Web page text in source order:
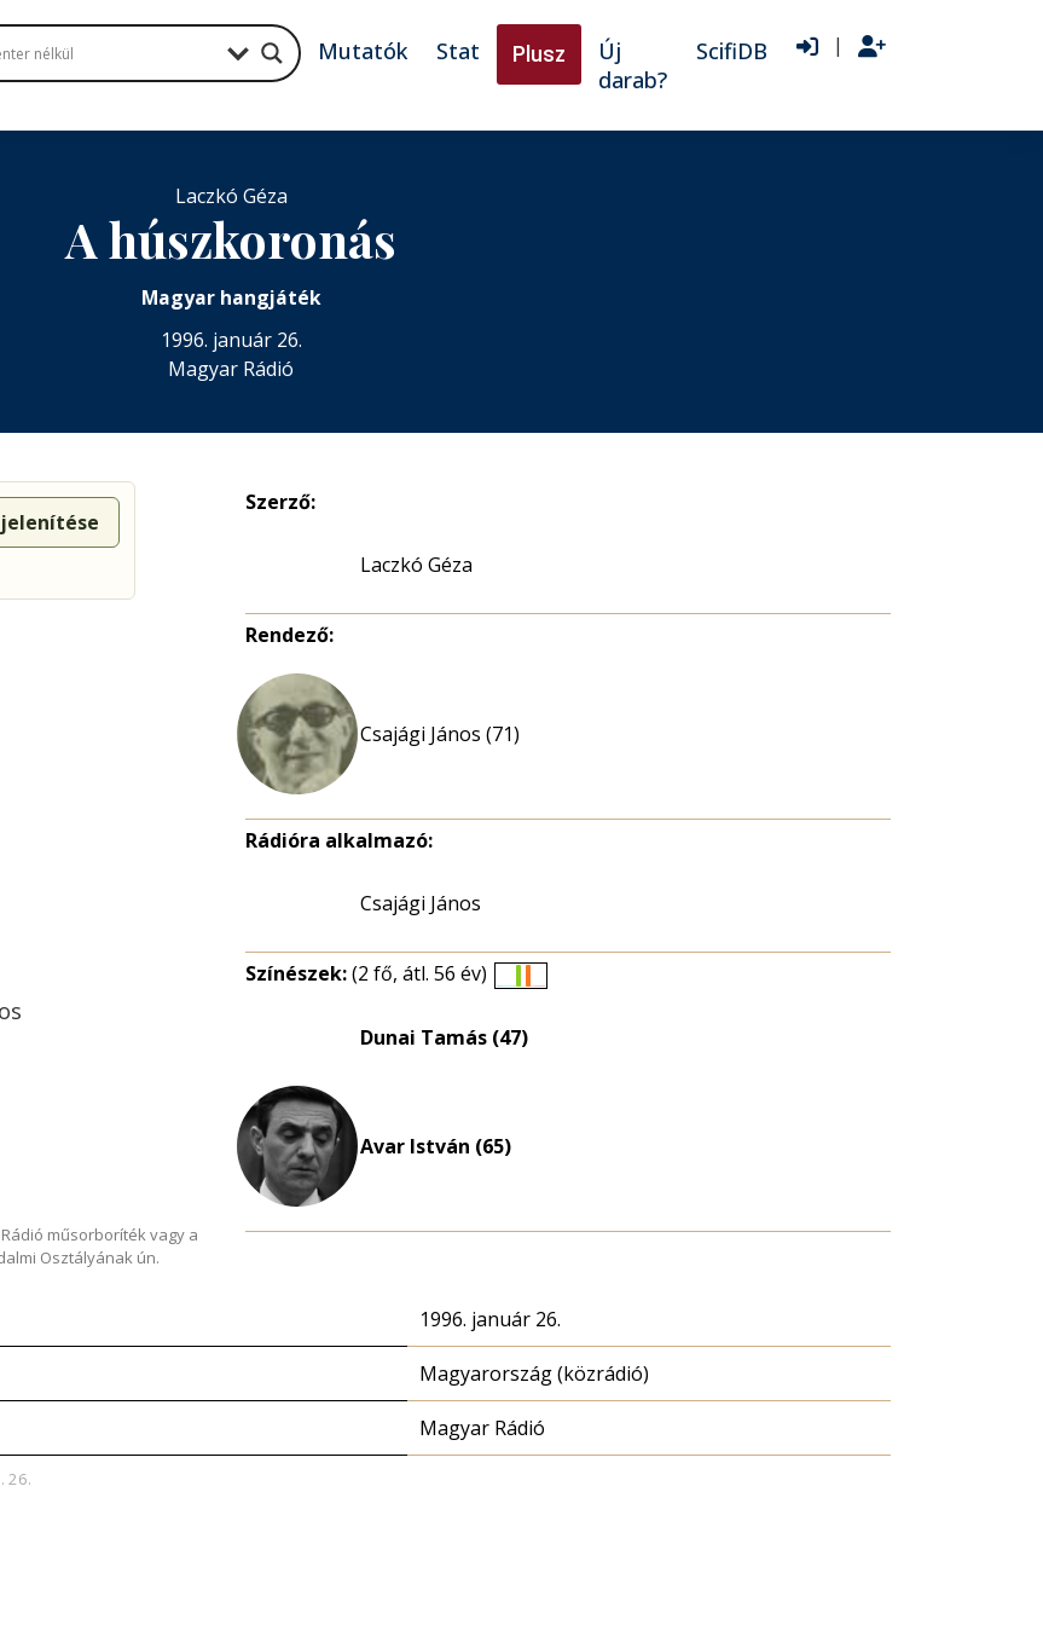
Mutatók Stat Plusz
Új
darab?
ScifiDB |
Laczkó Géza
A húszkoronás
Magyar hangjáték
1996. január 26.
Magyar Rádió
műsorboríték vagy a
Osztályának ún.
Szerző:
Laczkó Géza
Rendező:
Csajági János (71)
Rádióra alkalmazó:
Csajági János
Színészek:(2 fő, átl. 56 év)
eloszlás
Dunai Tamás (47)
Avar István (65)
1996. január 26.
Magyarország (közrádió)
Magyar Rádió
26.